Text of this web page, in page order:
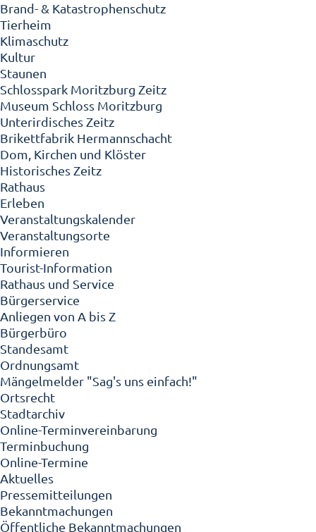
Brand- & Katastrophenschutz
Tierheim
Klimaschutz
Kultur
Staunen
Schlosspark Moritzburg Zeitz
Museum Schloss Moritzburg
Unterirdisches Zeitz
Brikettfabrik Hermannschacht
Dom, Kirchen und Klöster
Historisches Zeitz
Rathaus
Erleben
Veranstaltungskalender
Veranstaltungsorte
Informieren
Tourist-Information
Rathaus und Service
Bürgerservice
Anliegen von A bis Z
Bürgerbüro
Standesamt
Ordnungsamt
Mängelmelder "Sag's uns einfach!"
Ortsrecht
Stadtarchiv
Online-Terminvereinbarung
Terminbuchung
Online-Termine
Aktuelles
Pressemitteilungen
Bekanntmachungen
Öffentliche Bekanntmachungen